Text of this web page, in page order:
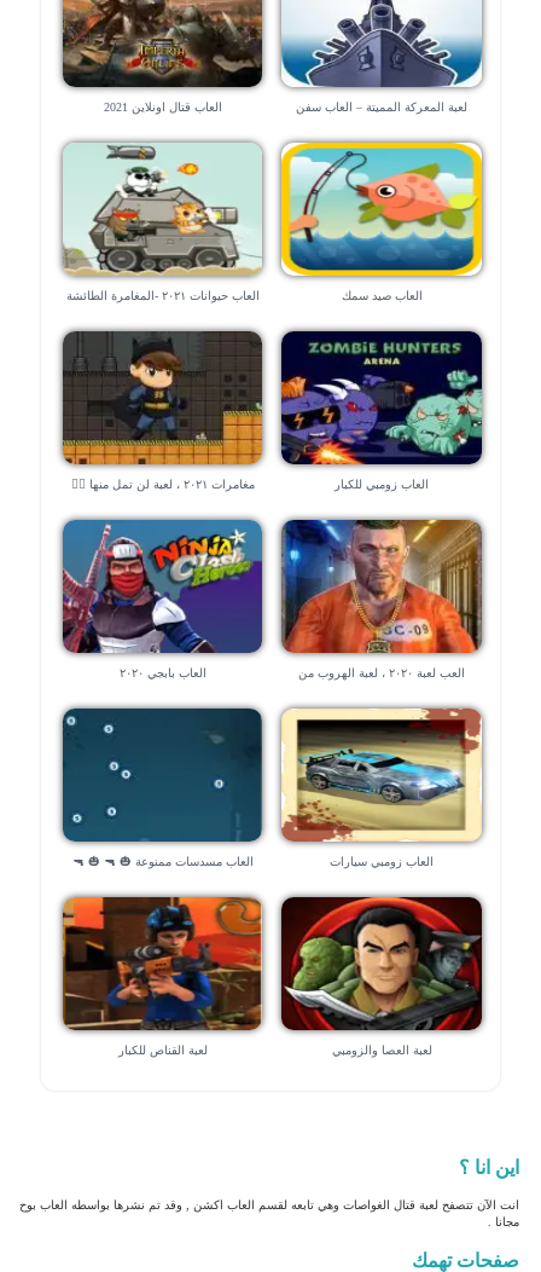
لعبة المعركة المميتة – العاب سفن العاب قتال اونلاين 2021
العاب صيد سمك العاب حيوانات ٢٠٢١ -المغامرة الطائشة
العاب زومبي للكبار
مغامرات ٢٠٢١ ، لعبة لن تمل منها 🧗‍♀️
العب لعبة ٢٠٢٠ ، لعبة الهروب من
العاب بابجي ٢٠٢٠
العاب زومبي سيارات العاب مسدسات ممنوعة 🎃 🔫 🎃 🔫
لعبة العصا والزومبي لعبة القناص للكبار
اين انا ؟
انت الآن تتصفح لعبة قتال الغواصات وهي تابعه لقسم العاب اكشن , وقد تم نشرها بواسطه العاب بوح
مجانا .
صفحات تهمك